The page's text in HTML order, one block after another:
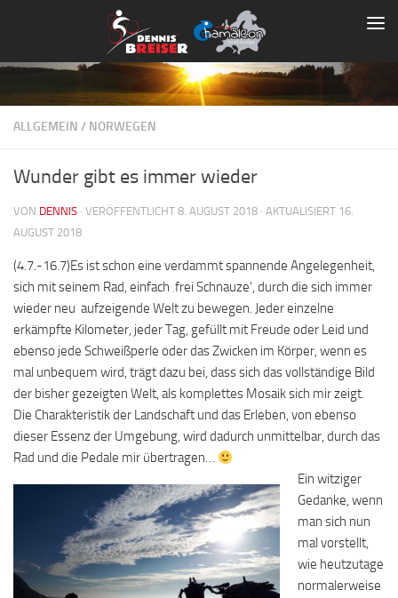
Zum Inhalt springen
ALLGEMEIN / NORWEGEN
Wunder gibt es immer wieder
VON DENNIS · VERÖFFENTLICHT 8. AUGUST 2018 · AKTUALISIERT 16.
AUGUST 2018
(4.7.-16.7)Es ist schon eine verdammt spannende Angelegenheit,
sich mit seinem Rad, einfach ‚frei Schnauze‘, durch die sich immer
wieder neu aufzeigende Welt zu bewegen. Jeder einzelne
erkämpfte Kilometer, jeder Tag, gefüllt mit Freude oder Leid und
ebenso jede Schweißperle oder das Zwicken im Körper, wenn es
mal unbequem wird, trägt dazu bei, dass sich das vollständige Bild
der bisher gezeigten Welt, als komplettes Mosaik sich mir zeigt.
Die Charakteristik der Landschaft und das Erleben, von ebenso
dieser Essenz der Umgebung, wird dadurch unmittelbar, durch das
Rad und die Pedale mir übertragen…
Ein witziger
Gedanke, wenn
man sich nun
mal vorstellt,
wie heutzutage
normalerweise